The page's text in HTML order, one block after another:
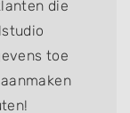
die
toe